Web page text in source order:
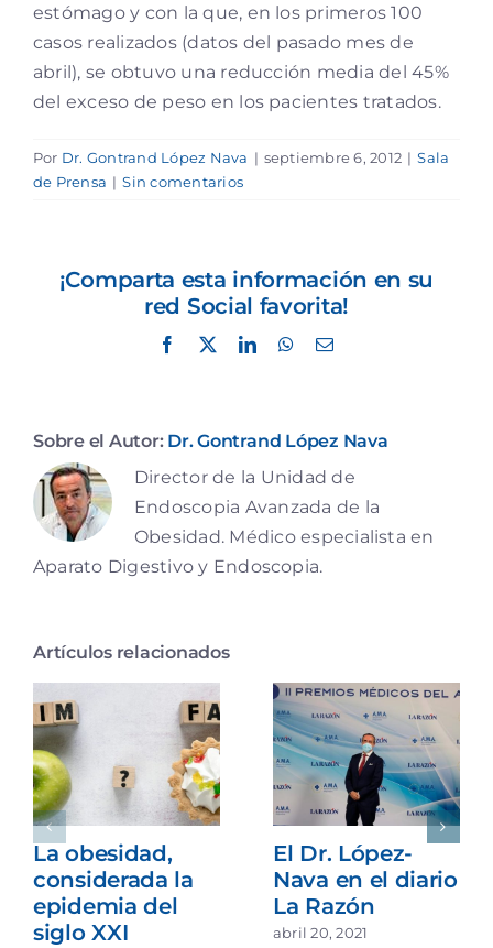
estómago y con la que, en los primeros 100
casos realizados (datos del pasado mes de
abril), se obtuvo una reducción media del 45%
del exceso de peso en los pacientes tratados.
Por Dr. Gontrand López Nava | septiembre 6, 2012 | Sala
de Prensa | Sin comentarios
¡Comparta esta información en su
red Social favorita!
Facebook
X LinkedInWhatsApp
Correo
Sobre el Autor: Dr. Gontrand López Nava
Director de la Unidad de
Endoscopia Avanzada de la
Obesidad. Médico especialista en
Aparato Digestivo y Endoscopia.
Artículos relacionados
La obesidad,
considerada la
epidemia del
siglo XXI
El Dr. López-
Nava en el diario
La Razón
abril 20, 2021